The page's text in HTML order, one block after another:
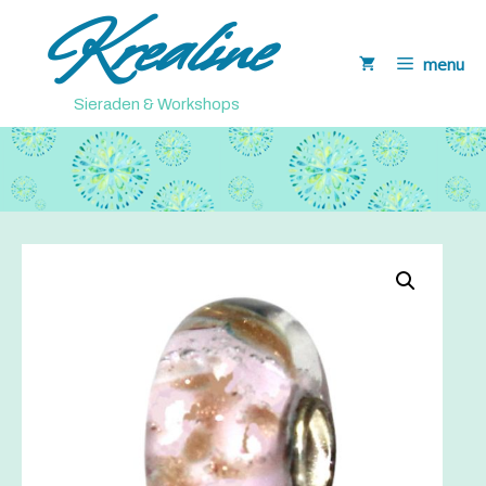
Krealine
Sieraden & Workshops
menu